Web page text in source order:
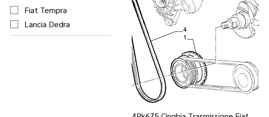
Fiat Tempra
Lancia Dedra